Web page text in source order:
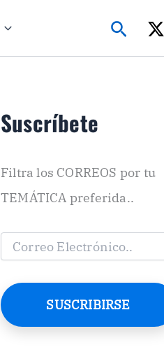
Buscar
Suscríbete
Filtra los CORREOS por tu
TEMÁTICA preferida..
C
e
o
E
SUSCRIBIRSE